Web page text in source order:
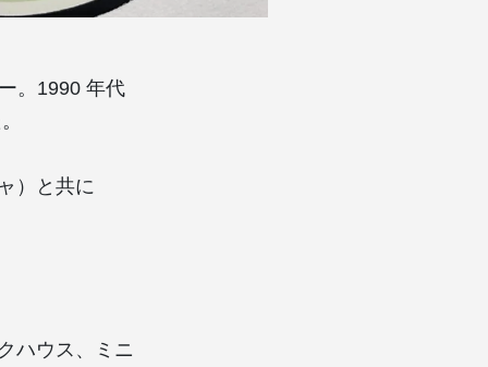
。1990 年代
）と共に
ハウス、ミニ